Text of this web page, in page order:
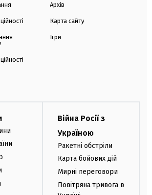
Архів
Карта сайту
Ігри
Війна Росії з
Україною
Ракетні обстріли
Карта бойових дій
Мирні переговори
Повітряна тривога в